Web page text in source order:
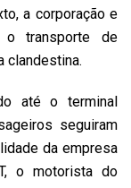
a corporação e
o transporte de
clandestina.
até o terminal
seguiram
da empresa
o motorista do